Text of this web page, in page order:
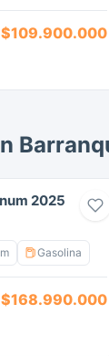
$109.900.000
2025
Gasolina
$168.990.000